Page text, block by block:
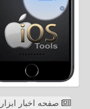
صفحه اخبار ابزار